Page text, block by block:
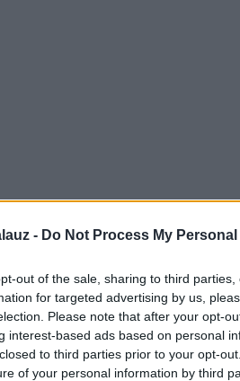
- Do Not Process My
out of the sale, sharing to third
for targeted advertising by us,
Please note that after your opt-
interest-based ads based on personal
to third parties prior to your opt-
of your personal information by third